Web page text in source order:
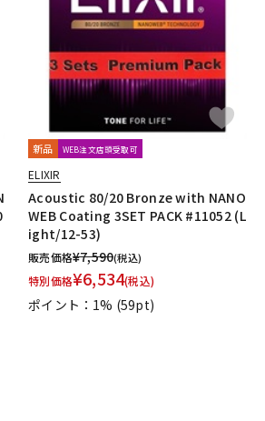
新品 WEB注文店頭受取可
ELIXIR
Acoustic 80/20 Bronze with NANO
WEB Coating 3SET PACK #11052 (L
ight/12-53)
販売価格¥7,590(税込)
特別価格¥6,534(税込)
ポイント：1% (59pt)